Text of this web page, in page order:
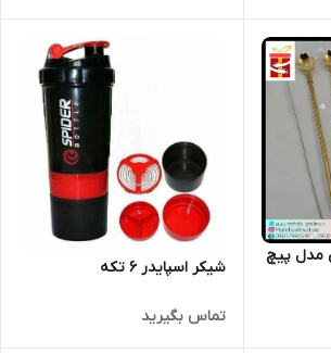
مدل پیچ
شیکر اسپایدر ۶ تکه
تماس بگیرید